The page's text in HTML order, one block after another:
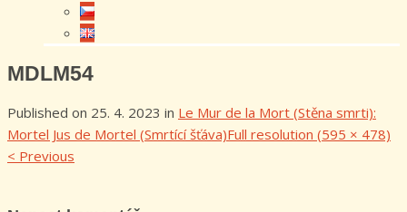
MDLM54
Published on 25. 4. 2023 in Le Mur de la Mort (Stěna smrti):
Mortel Jus de Mortel (Smrtící šťáva)Full resolution (595 × 478)
< Previous